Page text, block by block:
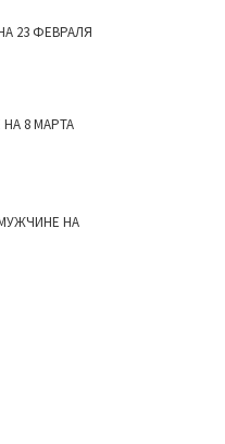
23 ФЕВРАЛЯ
8 МАРТА
НА